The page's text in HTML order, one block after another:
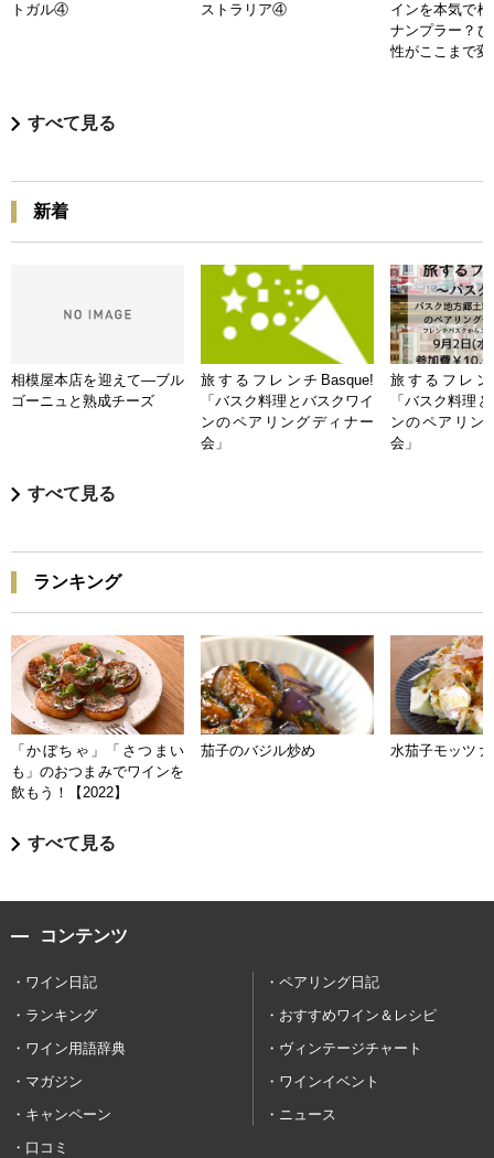
トガル④
ストラリア④
インを本気で
ナンプラー？
性がここまで
すべて見る
新着
相模屋本店を迎えて―ブル
ゴーニュと熟成チーズ
旅するフレンチBasque!
「バスク料理とバスクワイ
ンのペアリングディナー
会」
旅するフレン
「バスク料理
ンのペアリン
会」
すべて見る
ランキング
「かぼちゃ」「さつまい
も」のおつまみでワインを
飲もう！【2022】
茄子のバジル炒め 水茄子モッツァ
すべて見る
コンテンツ
ワイン日記
ペアリング日記
ランキング
おすすめワイン＆レシピ
ワイン用語辞典
ヴィンテージチャート
マガジン
ワインイベント
キャンペーン
ニュース
口コミ